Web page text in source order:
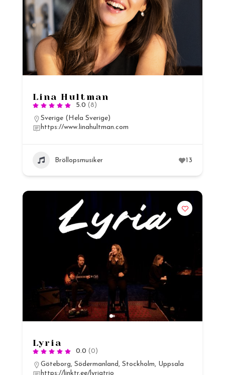
Lina Hultman
5.0 (8)
Sverige (Hela Sverige)
https://www.linahultman.com
Bröllopsmusiker 13
Lyria
0.0 (0)
Göteborg, Södermanland, Stockholm, Uppsala
https://linktr.ee/lyriatrio